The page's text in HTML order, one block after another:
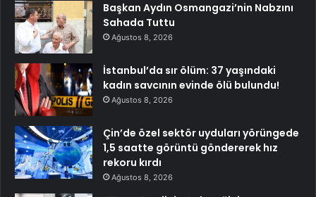
Başkan Aydın Osmangazi’nin Nabzını
Sahada Tuttu
Ağustos 8, 2026
İstanbul’da sır ölüm: 37 yaşındaki
kadın savcının evinde ölü bulundu!
Ağustos 8, 2026
Çin’de özel sektör uyduları yörüngede
1,5 saatte görüntü göndererek hız
rekoru kırdı
Ağustos 8, 2026